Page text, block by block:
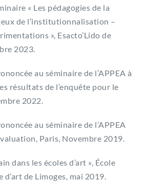
« Les pédagogies de la
de l’institutionnalisation –
», Esacto’Lido de
2023.
au séminaire de l’APPEA à
résultats de l’enquête pour le
2022.
au séminaire de l’APPEA
Paris, Novembre 2019.
dans les écoles d’art », École
de Limoges, mai 2019.